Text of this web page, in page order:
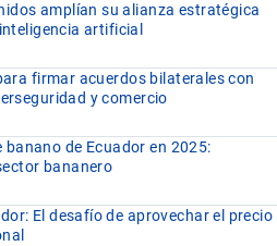
amplían su alianza estratégica
artificial
firmar acuerdos bilaterales con
y comercio
de Ecuador en 2025:
bananero
El desafío de aprovechar el precio